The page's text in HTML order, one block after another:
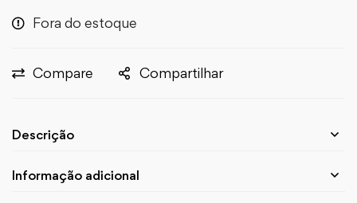
Fora do estoque
Compare Compartilhar
Descrição
Informação adicional